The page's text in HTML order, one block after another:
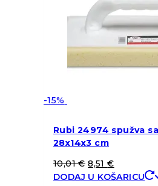
-15%
Rubi 24974 spužva
28x14x3 cm
10,01€ 8,51€
DODAJ U KOŠARICU